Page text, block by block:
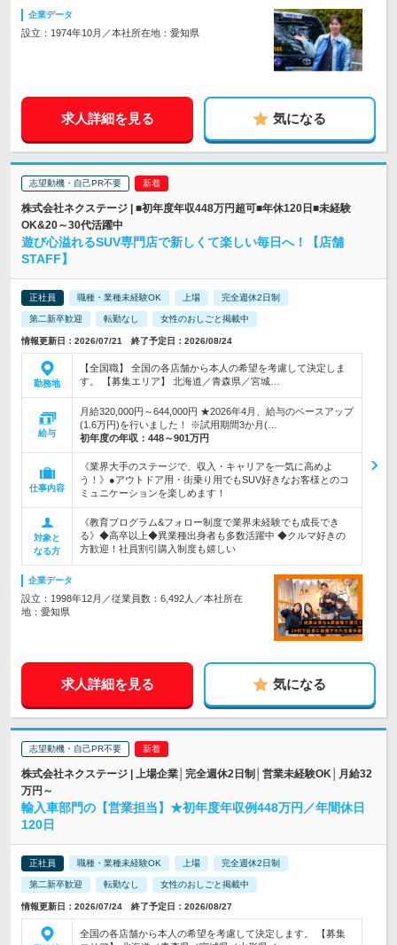
企業データ
設立：1974年10月／本社所在地：愛知県
求人詳細を見る 気になる
志望動機・自己PR不要
株式会社ネクステージ | ■初年度年収448万円超可■年休120日■未経験
OK&20～30代活躍中
遊び心溢れるSUV専門店で新しくて楽しい毎日へ！【店舗
STAFF】
正社員 職種・業種未経験OK 上場 完全週休2日制
第二新卒歓迎 転勤なし 女性のおしごと掲載中
情報更新日：2026/07/21 終了予定日：2026/08/24
勤務地
【全国職】 全国の各店舗から本人の希望を考慮して決定しま
す。 【募集エリア】 北海道／青森県／宮城…
給与
月給320,000円～644,000円 ★2026年4月、給与のベースアップ
(1.6万円)を行いました！ ※試用期間3か月(…
初年度の年収： 448～901万円
仕事内容
《業界大手のステージで、収入・キャリアを一気に高めよ
う！》●アウトドア用・街乗り用でもSUV好きなお客様とのコ
ミュニケーションを楽しめます！
対象と
なる方
《教育プログラム&フォロー制度で業界未経験でも成長でき
る》◆高卒以上◆異業種出身者も多数活躍中 ◆クルマ好きの
方歓迎！社員割引購入制度も嬉しい
企業データ
設立：1998年12月／従業員数：6,492人／本社所在
地：愛知県
求人詳細を見る 気になる
志望動機・自己PR不要
株式会社ネクステージ | 上場企業│完全週休2日制│営業未経験OK│月給32
万円～
輸入車部門の【営業担当】★初年度年収例448万円／年間休日
120日
正社員 職種・業種未経験OK 上場 完全週休2日制
第二新卒歓迎 転勤なし 女性のおしごと掲載中
情報更新日：2026/07/24 終了予定日：2026/08/27
全国の各店舗から本人の希望を考慮して決定します。 【募集